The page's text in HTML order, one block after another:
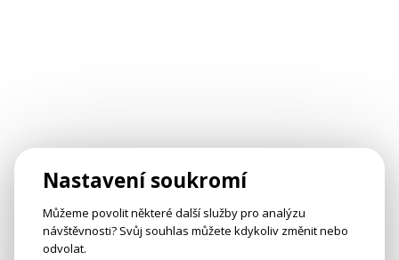
Nastavení soukromí
Můžeme povolit některé další služby pro analýzu
návštěvnosti? Svůj souhlas můžete kdykoliv změnit nebo
odvolat.